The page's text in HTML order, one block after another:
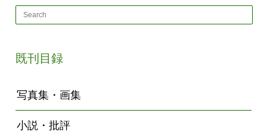
既刊目録
写真集・画集
小説・批評